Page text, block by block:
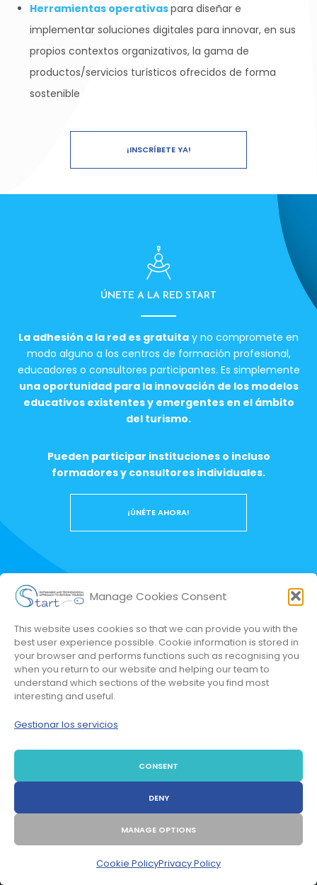
Manage Cookies Consent
This website uses cookies so that we can provide you with the
best user experience possible. Cookie information is stored in
your browser and performs functions such as recognising you
when you return to our website and helping our team to
understand which sections of the website you find most
interesting and useful.
Gestionar los servicios
CONSENT
DENY
MANAGE OPTIONS
Cookie PolicyPrivacy Policy
Herramientas operativaspara diseñar e
implementar soluciones digitales para innovar, en sus
propios contextos organizativos, la gama de
productos/servicios turísticos ofrecidos de forma
sostenible
¡INSCRÍBETE YA!
ÚNETE A LA RED START
La adhesión a la red es gratuita y no compromete en
modo alguno a los centros de formación profesional,
educadores o consultores participantes. Es simplemente
una oportunidad para la innovación de los modelos
educativos existentes y emergentes en el ámbito
del turismo.
Pueden participar instituciones o incluso
formadores y consultores individuales.
¡ÚNÉTE AHORA!
MANTÉNTE EN CONTACTO
Y LEE LAS NOTICIAS DEL CAMBIO
Elárea de comunicación
las actividades del proyecto START
MÁS INFORMACIÓN!